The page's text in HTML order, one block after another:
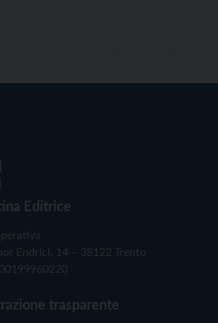
Editrice
Endrici, 14 – 38122 Trento
00199960220
trasparente